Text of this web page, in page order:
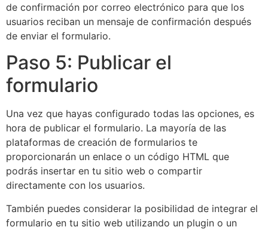
de confirmación por correo electrónico para que los
usuarios reciban un mensaje de confirmación después
de enviar el formulario.
Paso 5: Publicar el
formulario
Una vez que hayas configurado todas las opciones, es
hora de publicar el formulario. La mayoría de las
plataformas de creación de formularios te
proporcionarán un enlace o un código HTML que
podrás insertar en tu sitio web o compartir
directamente con los usuarios.
También puedes considerar la posibilidad de integrar el
formulario en tu sitio web utilizando un plugin o un